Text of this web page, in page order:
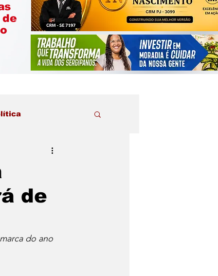
de
de
do ano